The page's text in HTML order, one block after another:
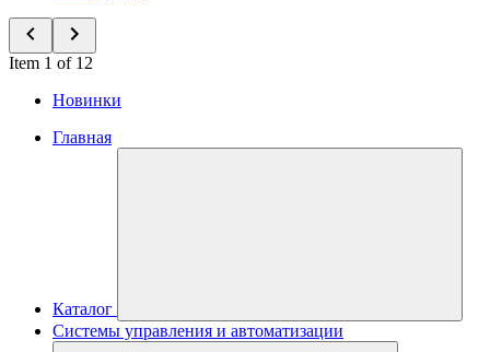
Item 1 of 12
Новинки
Главная
Каталог
Системы управления и автоматизации